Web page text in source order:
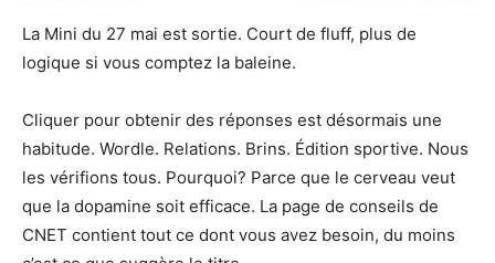
La Mini du 27 mai est sortie. Court de fluff, plus de
logique si vous comptez la baleine.
Cliquer pour obtenir des réponses est désormais une
habitude. Wordle. Relations. Brins. Édition sportive. Nous
les vérifions tous. Pourquoi? Parce que le cerveau veut
que la dopamine soit efficace. La page de conseils de
CNET contient tout ce dont vous avez besoin, du moins